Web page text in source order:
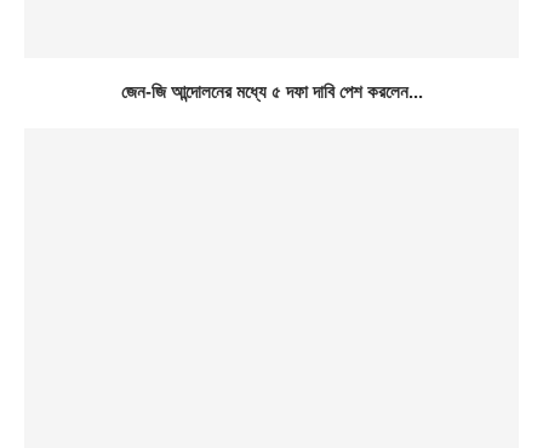
জেন-জি আন্দোলনের মধ্যে ৫ দফা দাবি পেশ করলেন...